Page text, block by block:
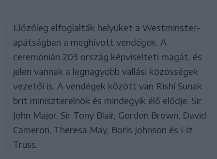
Előzőleg elfoglalták helyüket a Westminster-
apátságban a meghívott vendégek. A
ceremónián 203 ország képviselteti magát, és
jelen vannak a legnagyobb vallási közösségek
vezetői is. A vendégek között van Rishi Sunak
brit miniszterelnök és mindegyik élő elődje: Sir
John Major, Sir Tony Blair, Gordon Brown, David
Cameron, Theresa May, Boris Johnson és Liz
Truss.